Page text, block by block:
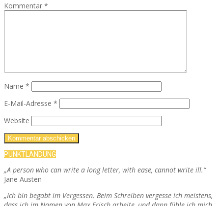
Kommentar *
Name *
E-Mail-Adresse *
Website
PUNKTLANDUNG
„A person who can write a long letter, with ease, cannot write ill.“
Jane Austen
„Ich bin begabt im Vergessen. Beim Schreiben vergesse ich meistens,